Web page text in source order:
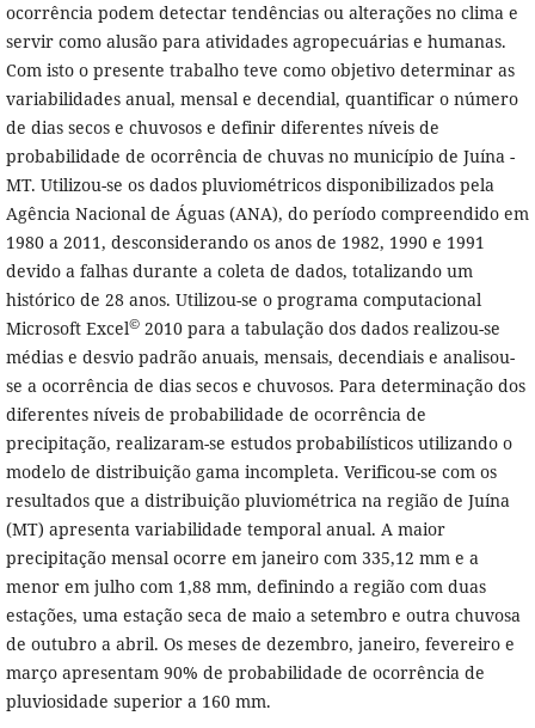
ocorrência podem detectar tendências ou alterações no clima e
servir como alusão para atividades agropecuárias e humanas.
Com isto o presente trabalho teve como objetivo determinar as
variabilidades anual, mensal e decendial, quantificar o número
de dias secos e chuvosos e definir diferentes níveis de
probabilidade de ocorrência de chuvas no município de Juína -
MT. Utilizou-se os dados pluviométricos disponibilizados pela
Agência Nacional de Águas (ANA), do período compreendido em
1980 a 2011, desconsiderando os anos de 1982, 1990 e 1991
devido a falhas durante a coleta de dados, totalizando um
histórico de 28 anos. Utilizou-se o programa computacional
Microsoft Excel©2010 para a tabulação dos dados realizou-se
médias e desvio padrão anuais, mensais, decendiais e analisou-
se a ocorrência de dias secos e chuvosos. Para determinação dos
diferentes níveis de probabilidade de ocorrência de
precipitação, realizaram-se estudos probabilísticos utilizando o
modelo de distribuição gama incompleta. Verificou-se com os
resultados que a distribuição pluviométrica na região de Juína
(MT) apresenta variabilidade temporal anual. A maior
precipitação mensal ocorre em janeiro com 335,12 mm e a
menor em julho com 1,88 mm, definindo a região com duas
estações, uma estação seca de maio a setembro e outra chuvosa
de outubro a abril. Os meses de dezembro, janeiro, fevereiro e
março apresentam 90% de probabilidade de ocorrência de
pluviosidade superior a 160 mm.